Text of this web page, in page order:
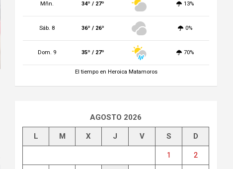
Mñn. 34º / 27º 13%
Sáb. 8 36º / 26º 0%
Dom. 9 35º / 27º 70%
El tiempo en Heroica Matamoros
AGOSTO 2026
L M X J V S D
1 2